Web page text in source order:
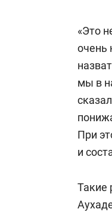
«Это
очень
мы в
При
и
Такие